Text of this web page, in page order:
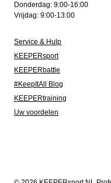
Donderdag: 9:00-16:00
Vrijdag: 9:00-13:00
Service & Hulp
KEEPERsport
KEEPERbattle
#KeepItAll Blog
KEEPERtraining
Uw voordelen